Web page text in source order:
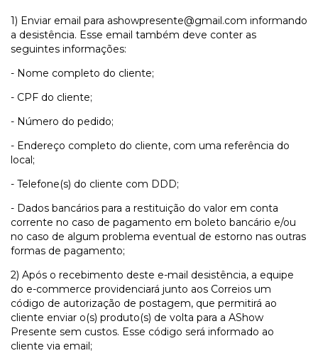
1) Enviar email para ashowpresente@gmail.com informando
a desistência. Esse email também deve conter as
seguintes informações:
- Nome completo do cliente;
- CPF do cliente;
- Número do pedido;
- Endereço completo do cliente, com uma referência do
local;
- Telefone(s) do cliente com DDD;
- Dados bancários para a restituição do valor em conta
corrente no caso de pagamento em boleto bancário e/ou
no caso de algum problema eventual de estorno nas outras
formas de pagamento;
2) Após o recebimento deste e-mail desistência, a equipe
do e-commerce providenciará junto aos Correios um
código de autorização de postagem, que permitirá ao
cliente enviar o(s) produto(s) de volta para a AShow
Presente sem custos. Esse código será informado ao
cliente via email;